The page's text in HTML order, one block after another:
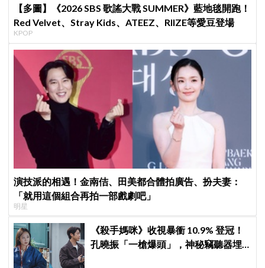
【多圖】《2026 SBS 歌謠大戰 SUMMER》藍地毯開跑！
Red Velvet、Stray Kids、ATEEZ、RIIZE等愛豆登場
KPOP
演技派的相遇！金南佶、田美都合體拍廣告、扮夫妻：
「就用這個組合再拍一部戲劇吧」
明星
《殺手媽咪》收視暴衝 10.9% 登冠！
孔曉振「一槍爆頭」，神秘竊聽器埋